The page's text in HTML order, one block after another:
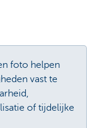
foto helpen
vast te
of tijdelijke